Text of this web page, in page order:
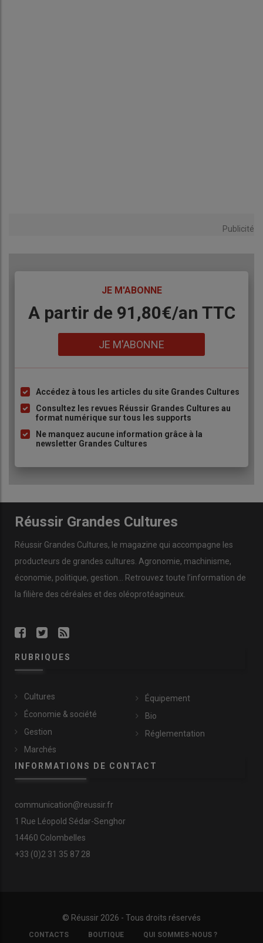
Publicité
JE M'ABONNE
Body
A partir de 91,80€/an​ TTC
JE M'ABONNE
Liste
à
puce
Accédez à tous les articles du site Grandes Cultures
Consultez les revues Réussir Grandes Cultures au
format numérique sur tous les supports
Ne manquez aucune information grâce à la
newsletter Grandes Cultures
Réussir Grandes Cultures
Réussir Grandes Cultures, le magazine qui accompagne les
producteurs de grandes cultures Agronomie, machinisme,
économie, politique, gestion … Retrouvez toute l’information de
la filière des céréales et des oléoprotéagineux
RUBRIQUES
Cultures
Économie & société
Gestion
Marchés
Équipement
Bio
Réglementation
INFORMATIONS DE CONTACT
communication@reussir.fr
1 Rue Léopold Sédar-Senghor
14460 Colombelles
+33 (0)2 31 35 87 28
© Réussir 2026 - Tous droits réservés
FOOTER
COPYRIGHT
CONTACTS BOUTIQUE QUI SOMMES-NOUS ?